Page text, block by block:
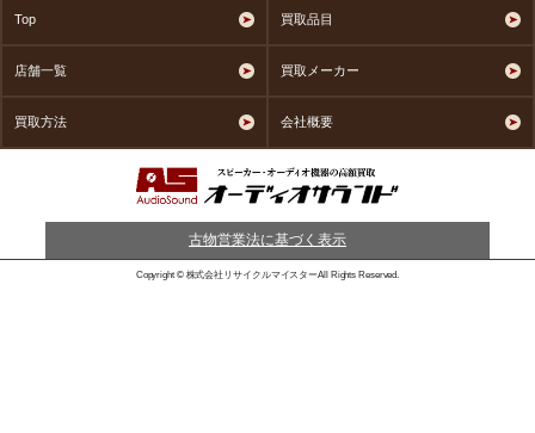
Top 買取品目
店舗一覧 買取メーカー
買取方法 会社概要
古物営業法に基づく表示
Copyright © 株式会社リサイクルマイスターAll Rights Reserved.